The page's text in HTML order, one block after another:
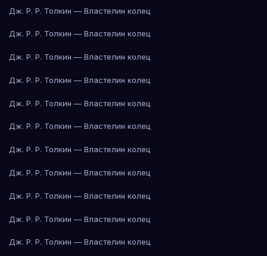
Дж. Р. Р. Толкин — Властелин колец
Дж. Р. Р. Толкин — Властелин колец
Дж. Р. Р. Толкин — Властелин колец
Дж. Р. Р. Толкин — Властелин колец
Дж. Р. Р. Толкин — Властелин колец
Дж. Р. Р. Толкин — Властелин колец
Дж. Р. Р. Толкин — Властелин колец
Дж. Р. Р. Толкин — Властелин колец
Дж. Р. Р. Толкин — Властелин колец
Дж. Р. Р. Толкин — Властелин колец
Дж. Р. Р. Толкин — Властелин колец